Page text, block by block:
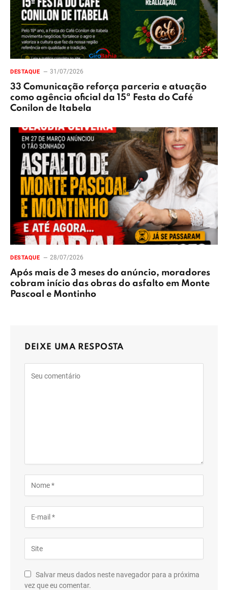
DESTAQUE 31/07/2026
33 Comunicação reforça parceria e atuação
como agência oficial da 15ª Festa do Café
Conilon de Itabela
DESTAQUE 28/07/2026
Após mais de 3 meses do anúncio, moradores
cobram início das obras do asfalto em Monte
Pascoal e Montinho
DEIXE UMA RESPOSTA
Salvar meus dados neste navegador para a próxima
vez que eu comentar.